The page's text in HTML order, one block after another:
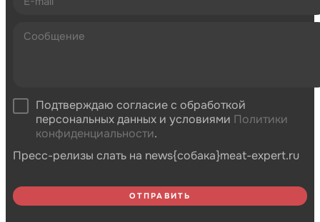
Подтверждаю согласие с обработкой
персональных данных и условиями Политики
конфиденциальности.
Пресс-релизы слать на news{собака}meat-expert.ru